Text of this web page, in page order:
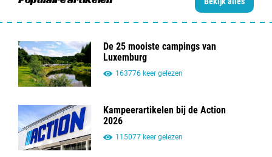
De 25 mooiste campings van
Luxemburg
163776 keer gelezen
Kampeerartikelen bij de Action
2026
115077 keer gelezen